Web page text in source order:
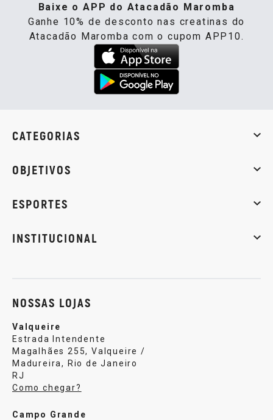
Baixe o APP do Atacadão Maromba
Ganhe 10% de desconto nas creatinas do
Atacadão Maromba com o cupom APP10.
CATEGORIAS
OBJETIVOS
ESPORTES
INSTITUCIONAL
NOSSAS LOJAS
Valqueire
Estrada Intendente
Magalhães 255, Valqueire /
Madureira, Rio de Janeiro
RJ
Como chegar?
Campo Grande